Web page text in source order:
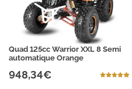
Quad 125cc Warrior XXL 8 Semi
automatique Orange
948,34€